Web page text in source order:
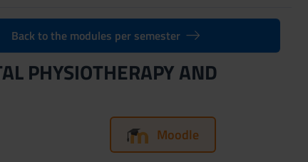
Back to the modules per semester
PHYSIOTHERAPY AND
Moodle